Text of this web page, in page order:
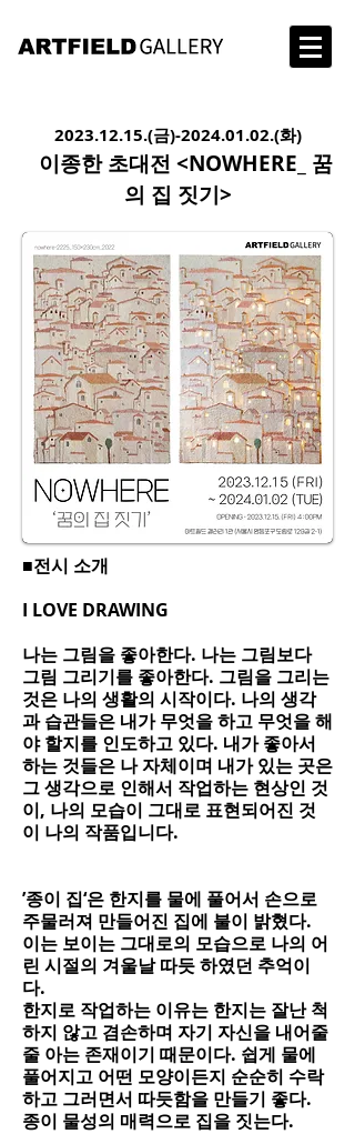
2023.12.15.(금)-2024.01.02.(화)
이종한 초대전 <NOWHERE_ 꿈
의 집 짓기>
■전시 소개
I LOVE DRAWING
나는 그림을 좋아한다. 나는 그림보다
그림 그리기를 좋아한다. 그림을 그리는
것은 나의 생활의 시작이다. 나의 생각
과 습관들은 내가 무엇을 하고 무엇을 해
야 할지를 인도하고 있다. 내가 좋아서
하는 것들은 나 자체이며 내가 있는 곳은
그 생각으로 인해서 작업하는 현상인 것
이, 나의 모습이 그대로 표현되어진 것
이 나의 작품입니다.
’종이 집‘은 한지를 물에 풀어서 손으로
주물러져 만들어진 집에 불이 밝혔다.
이는 보이는 그대로의 모습으로 나의 어
린 시절의 겨울날 따듯 하였던 추억이
다.
한지로 작업하는 이유는 한지는 잘난 척
하지 않고 겸손하며 자기 자신을 내어줄
줄 아는 존재이기 때문이다. 쉽게 물에
풀어지고 어떤 모양이든지 순순히 수락
하고 그러면서 따듯함을 만들기 좋다.
종이 물성의 매력으로 집을 짓는다.